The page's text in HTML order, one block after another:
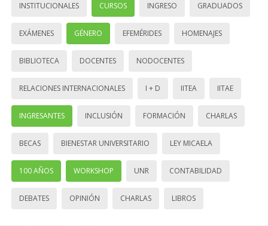
INSTITUCIONALES CURSOS INGRESO GRADUADOS
EXÁMENES GÉNERO EFEMÉRIDES HOMENAJES
BIBLIOTECA DOCENTES NODOCENTES
RELACIONES INTERNACIONALES I + D IITEA IITAE
INGRESANTES INCLUSIÓN FORMACIÓN CHARLAS
BECAS BIENESTAR UNIVERSITARIO LEY MICAELA
100 AÑOS WORKSHOP UNR CONTABILIDAD
DEBATES OPINIÓN CHARLAS LIBROS